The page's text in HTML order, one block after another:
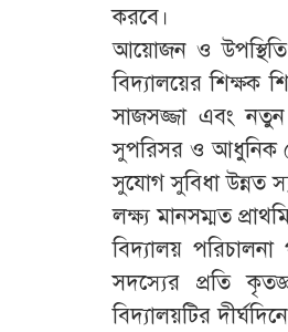
করবে।
​আয়োজন ও
বিদ্যালয়ের শিক্ষক
সাজসজ্জা এবং নতুন
সুপরিসর ও আধুনিক
​সুযোগ সুবিধা উন্নত
​লক্ষ্য মানসম্মত
​বিদ্যালয়
সদস্যের প্রতি
বিদ্যালয়টির